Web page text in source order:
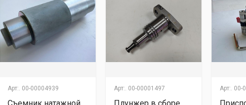
Арт:. 00-00004939 Арт:. 00-00001497 Арт:. 00-